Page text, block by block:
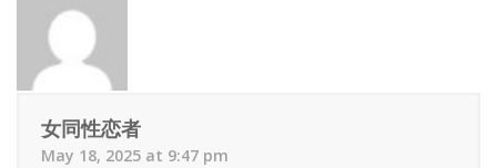
女同性恋者
May 18, 2025 at 9:47 pm